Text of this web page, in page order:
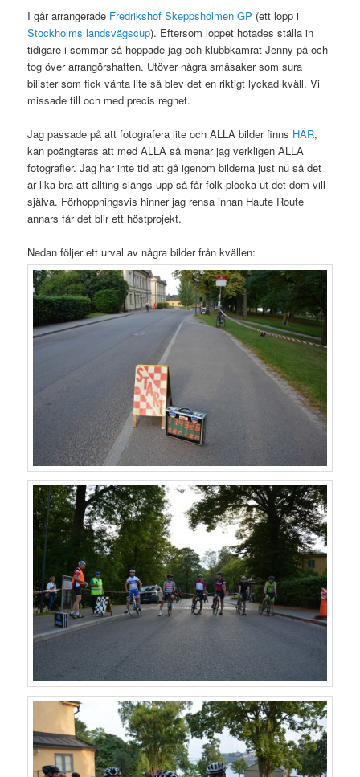
I går arrangerade Fredrikshof Skeppsholmen GP (ett lopp i
Stockholms landsvägscup). Eftersom loppet hotades ställa in
tidigare i sommar så hoppade jag och klubbkamrat Jenny på och
tog över arrangörshatten. Utöver några småsaker som sura
bilister som fick vänta lite så blev det en riktigt lyckad kväll. Vi
missade till och med precis regnet.
Jag passade på att fotografera lite och ALLA bilder finns HÄR,
kan poängteras att med ALLA så menar jag verkligen ALLA
fotografier. Jag har inte tid att gå igenom bilderna just nu så det
är lika bra att allting slängs upp så får folk plocka ut det dom vill
själva. Förhoppningsvis hinner jag rensa innan Haute Route
annars får det blir ett höstprojekt.
Nedan följer ett urval av några bilder från kvällen: